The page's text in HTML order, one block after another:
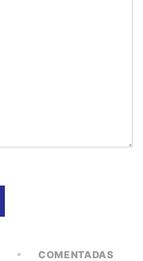
COMENTADAS